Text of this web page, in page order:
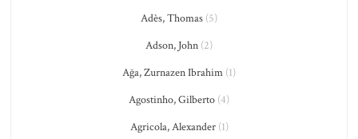
Adès, Thomas (5)
Adson, John (2)
Ağa, Zurnazen Ibrahim (1)
Agostinho, Gilberto (4)
Agricola, Alexander(1)